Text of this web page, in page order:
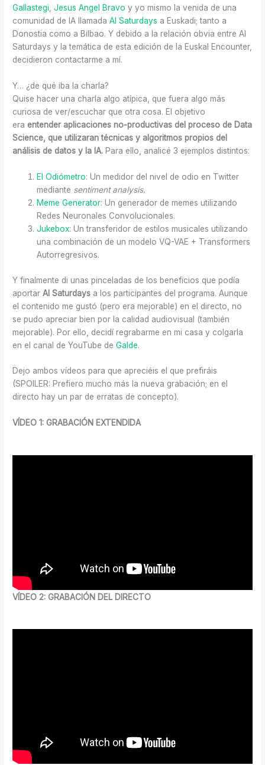
Gallastegi,Jesus Angel Bravo y yo mismo la venida de una
comunidad de IA llamadaAI Saturdays a Euskadi; tanto a
Donostia como a Bilbao. Y debido a la relación obvia entre AI
Saturdays y la temática de esta edición de la Euskal Encounter,
decidieron contactarme a mí.
Y… ¿de qué iba la charla?
Quise hacer una charla algo atípica, que fuera algo más
curiosa de ver/escuchar que otra cosa. El objetivo
era entender aplicaciones no-productivas del proceso de Data
Science, que utilizaran técnicas y algoritmos propios del
análisis de datos y la IA. Para ello, analicé 3 ejemplos distintos:
El Odiómetro: Un medidor del nivel de odio en Twitter
mediante sentiment analysis.
Meme Generator: Un generador de memes utilizando
Redes Neuronales Convolucionales.
Jukebox: Un transferidor de estilos musicales utilizando
una combinación de un modelo VQ-VAE + Transformers
Autorregresivos.
Y finalmente di unas pinceladas de los beneficios que podía
aportarAI Saturdays a los participantes del programa. Aunque
el contenido me gustó (pero era mejorable) en el directo, no
se pudo apreciar bien por la calidad audiovisual (también
mejorable). Por ello, decidí regrabarme en mi casa y colgarla
en el canal de YouTube deGalde.
Dejo ambos vídeos para que apreciéis el que prefiráis
(SPOILER: Prefiero mucho más la nueva grabación; en el
directo hay un par de erratas de concepto).
VÍDEO 1: GRABACIÓN EXTENDIDA
VÍDEO 2: GRABACIÓN DEL DIRECTO